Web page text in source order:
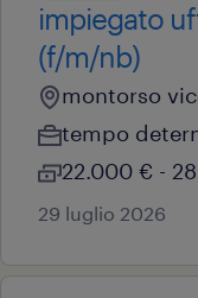
impiegato
(f/m/nb)
montorso
tempo
22.000 € -
29 luglio 2026